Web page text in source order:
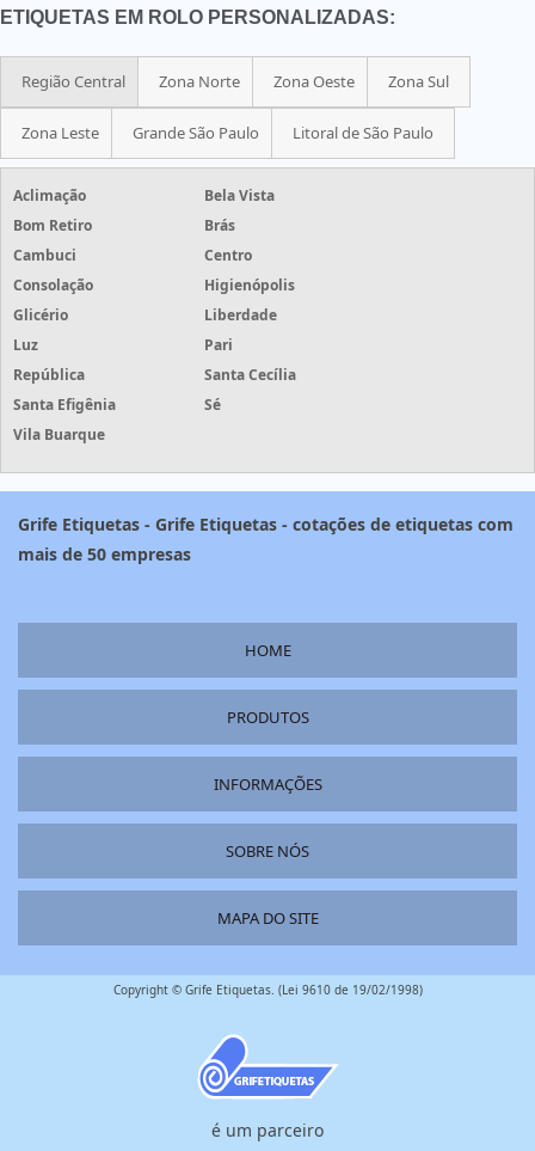
ETIQUETAS EM ROLO PERSONALIZADAS:
Região Central Zona Norte Zona Oeste Zona Sul
Zona Leste Grande São Paulo Litoral de São Paulo
Aclimação
Bela Vista
Bom Retiro
Brás
Cambuci
Centro
Consolação
Higienópolis
Glicério
Liberdade
Luz
Pari
República
Santa Cecília
Santa Efigênia
Sé
Vila Buarque
Grife Etiquetas - Grife Etiquetas - cotações de etiquetas com
mais de 50 empresas
HOME
PRODUTOS
INFORMAÇÕES
SOBRE NÓS
MAPA DO SITE
Copyright © Grife Etiquetas. (Lei 9610 de 19/02/1998)
é um parceiro